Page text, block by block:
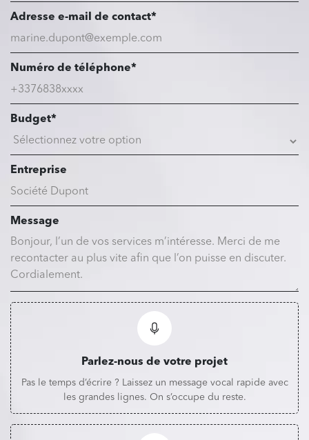
Adresse e-mail de contact*
Numéro de téléphone*
Budget*
Entreprise
Message
Parlez-nous de votre projet
Pas le temps d’écrire ? Laissez un message vocal rapide avec
les grandes lignes. On s’occupe du reste.